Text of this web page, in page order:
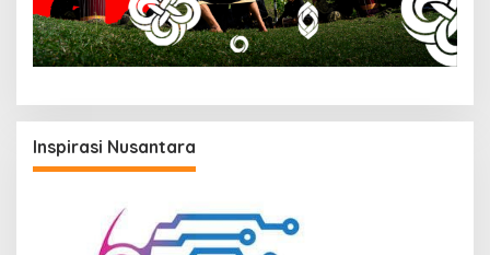
Inspirasi Nusantara